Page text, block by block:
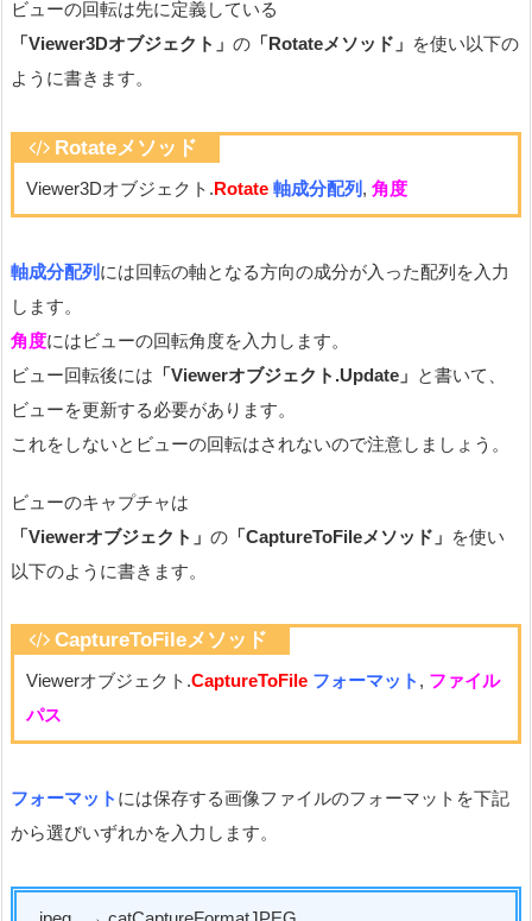
ビューの回転は先に定義している
「Viewer3Dオブジェクト」 の 「Rotateメソッド」 を使い以下の
ように書きます。
Rotateメソッド
Viewer3Dオブジェクト.Rotate 軸成分配列 , 角度
軸成分配列 には回転の軸となる方向の成分が入った配列を入力
します。
角度にはビューの回転角度を入力します。
ビュー回転後には 「Viewerオブジェクト.Update」 と書いて、
ビューを更新する必要があります。
これをしないとビューの回転はされないので注意しましょう。
ビューのキャプチャは
「Viewerオブジェクト」 の 「CaptureToFileメソッド」 を使い
以下のように書きます。
CaptureToFileメソッド
Viewerオブジェクト.CaptureToFile フォーマット , ファイル
パス
フォーマット には保存する画像ファイルのフォーマットを下記
から選びいずれかを入力します。